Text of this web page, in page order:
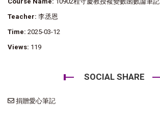
Teacher: 李丞恩
Time: 2025-03-12
Views: 119
SOCIAL SHARE
捐贈愛心筆記